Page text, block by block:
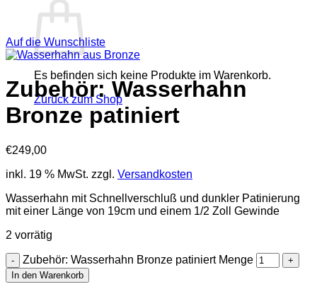
Es befinden sich keine Produkte im Warenkorb.
Zurück zum Shop
Auf die Wunschliste
Zubehör: Wasserhahn
Bronze patiniert
€249,00
inkl. 19 % MwSt. zzgl. Versandkosten
Wasserhahn mit Schnellverschluß und dunkler Patinierung
mit einer Länge von 19cm und einem 1/2 Zoll Gewinde
2 vorrätig
Zubehör: Wasserhahn Bronze patiniert Menge
In den Warenkorb